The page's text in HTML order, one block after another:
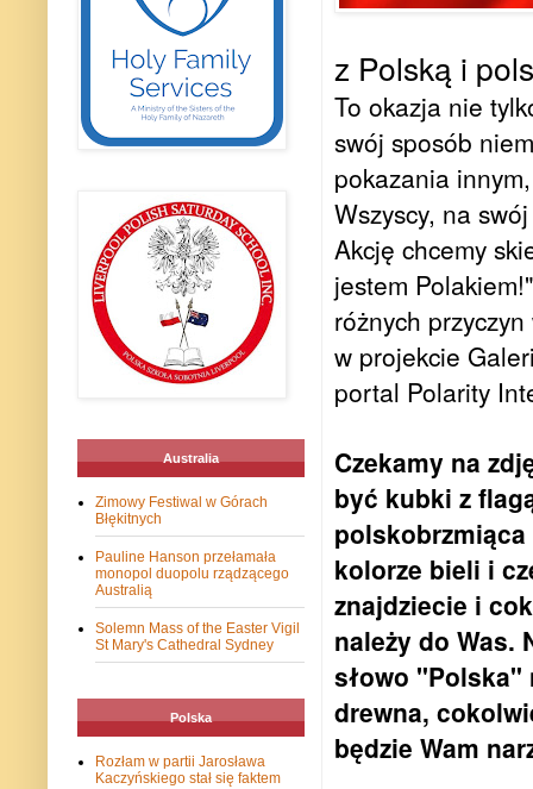
z Polską i
To okazja nie
swój sposób
pokazania
Wszyscy, na
Akcję chcemy
jestem
różnych
w projekcie
portal Polarity
Czekamy na
być kubki z
kolorze bieli i
znajdziecie i
należy do Was.
słowo "Polska"
drewna,
będzie Wam
Australia
Zimowy Festiwal w Górach
Błękitnych
Pauline Hanson przełamała
monopol duopolu rządzącego
Australią
Solemn Mass of the Easter Vigil
St Mary's Cathedral Sydney
Polska
Rozłam w partii Jarosława
Kaczyńskiego stał się faktem